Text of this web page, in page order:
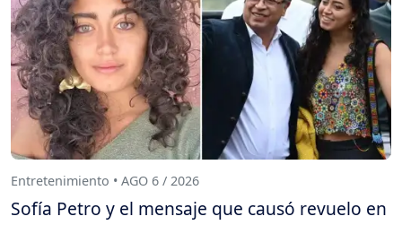
Entretenimiento • AGO 6 / 2026
Sofía Petro y el mensaje que causó revuelo en